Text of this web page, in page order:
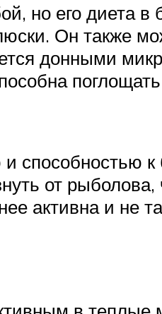
но его диета в
Он также
донными
способностью
от
активна и не